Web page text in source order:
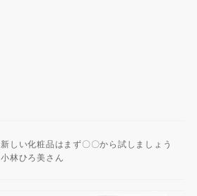
新しい化粧品はまず〇〇から試しましょう
小林ひろ美さん